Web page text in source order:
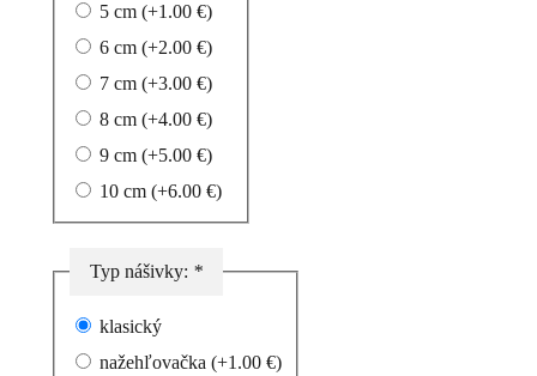
5 cm (+1.00 €)
6 cm (+2.00 €)
7 cm (+3.00 €)
8 cm (+4.00 €)
9 cm (+5.00 €)
10 cm (+6.00 €)
Typ nášivky: *
klasický
nažehľovačka (+1.00 €)